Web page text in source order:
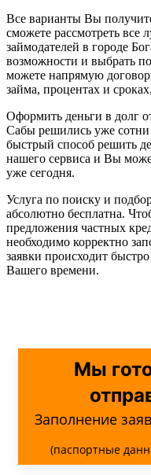
Все варианты Вы
сможете рассмотреть все
займодателей в городе
возможности и выбрать
можете напрямую
займа, процентах и
Оформить деньги в долг
Сабы решились уже
быстрый способ решить
нашего сервиса и Вы
уже сегодня.
Услуга по поиску и
абсолютно бесплатна.
предложения частных
необходимо корректно
заявки происходит
Вашего времени.